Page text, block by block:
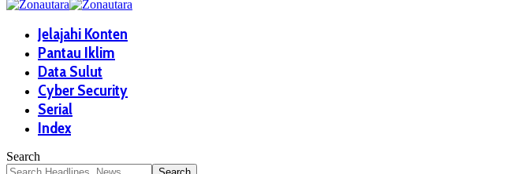
Jelajahi Konten
Pantau Iklim
Data Sulut
Cyber Security
Serial
Index
Search